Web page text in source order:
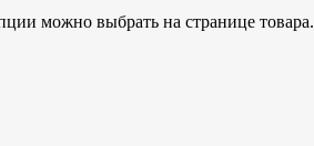
можно выбрать на странице товара.